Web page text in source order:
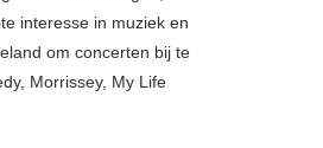
interesse in muziek en
om concerten bij te
Morrissey, My Life